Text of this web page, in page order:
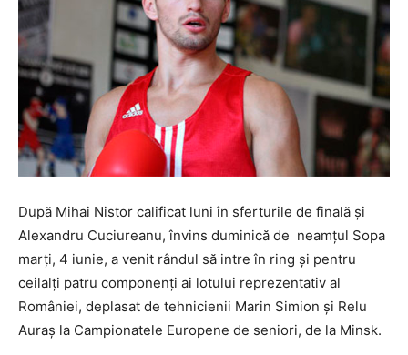
După Mihai Nistor calificat luni în sferturile de finală şi
Alexandru Cuciureanu, învins duminică de neamţul Sopa
marţi, 4 iunie, a venit rândul să intre în ring şi pentru
ceilalţi patru componenţi ai lotului reprezentativ al
României, deplasat de tehnicienii Marin Simion şi Relu
Auraş la Campionatele Europene de seniori, de la Minsk.